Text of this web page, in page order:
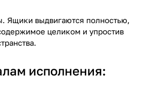
Ящики выдвигаются полностью,
целиком и упростив
исполнения: